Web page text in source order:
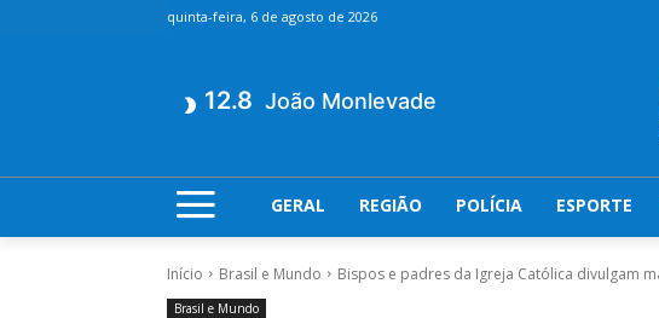
quinta-feira, 6 de agosto de 2026
12.8 João Monlevade
GERAL REGIÃO POLÍCIA ESPORTE
Início Brasil e Mundo Bispos e padres da Igreja Católica divulgam
Brasil e Mundo